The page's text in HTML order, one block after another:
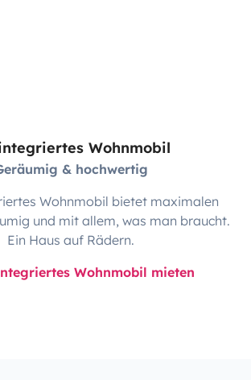
Wohnmobil
& hochwertig
Wohnmobil bietet maximalen
und mit allem, was man braucht.
Ein Haus auf Rädern.
Wohnmobil mieten